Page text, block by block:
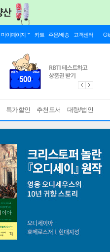
마이페이지 카트 주문/배송 고객센터
특가할인 추천도서 대량/법인